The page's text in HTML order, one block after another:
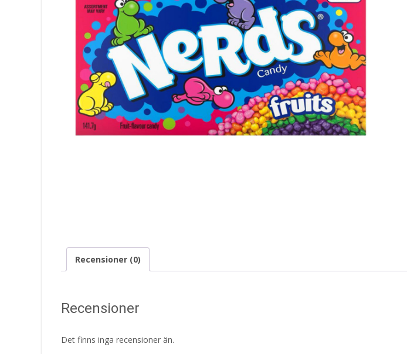
Recensioner (0)
Recensioner
Det finns inga recensioner än.